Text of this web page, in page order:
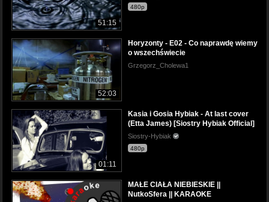
51:15
480p
52:03
Horyzonty - E02 - Co naprawdę wiemy
o wszechświecie
Grzegorz_Cholewa1
01:11
Kasia i Gosia Hybiak - At last cover
(Etta James) [Siostry Hybiak Official]
Siostry-Hybiak
480p
MAŁE CIAŁA NIEBIESKIE ||
NutkoSfera || KARAOKE